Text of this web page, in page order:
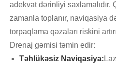
adekvat dərinliyi saxlamalıdır.
zamanla toplanır, naviqasiya
torpaqlama qəzaları riskini
Drenaj gəmisi təmin edir:
Təhlükəsiz Naviqasiya: